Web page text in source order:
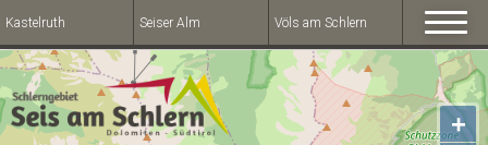
Kastelruth Seiser Alm Völs am Schlern
+